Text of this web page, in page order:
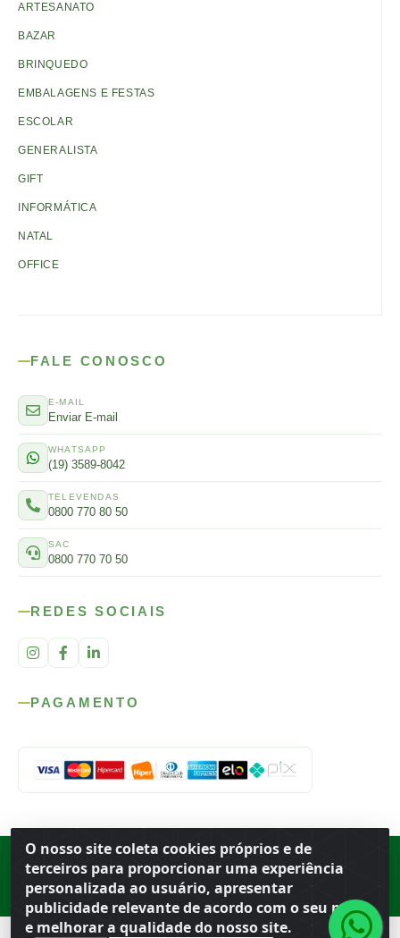
O nosso site coleta cookies próprios e de
terceiros para proporcionar uma experiência
personalizada ao usuário, apresentar
publicidade relevante de acordo com o seu perfil
e melhorar a qualidade do nosso site.
ARTESANATO
BAZAR
BRINQUEDO
EMBALAGENS E FESTAS
ESCOLAR
GENERALISTA
GIFT
INFORMÁTICA
NATAL
OFFICE
FALE CONOSCO
E-MAIL
Enviar E-mail
WHATSAPP
(19) 3589-8042
TELEVENDAS
0800 770 80 50
SAC
0800 770 70 50
REDES SOCIAIS
PAGAMENTO
Rod. SP-215, s/n, km 98 — Área Rural Porto Ferreira ·BR
· CEP
· CNPJ 56.679.863/0001-91
© 2026 Atacado Ideal